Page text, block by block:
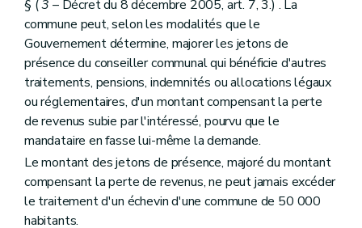
Chapitre II
Administration des biens
Art. L2122-1
Chapitre III Administration de certains services
Art. L2123-1
Art. L2123-2
Art. L2123-3
Titre III Finances des agglomérations et fédérations de communes
Chapitre unique
Art. L2131-1
Art. L2131-2
Art. L2131-3
Art. L2131-4
Art. L2131-5
§ (3 – Décret du 8 décembre 2005, art. 7, 3.) . La
commune peut, selon les modalités que le
Gouvernement détermine, majorer les jetons de
présence du conseiller communal qui bénéficie d'autres
traitements, pensions, indemnités ou allocations légaux
ou réglementaires, d'un montant compensant la perte
de revenus subie par l'intéressé, pourvu que le
mandataire en fasse lui-même la demande.
Le montant des jetons de présence, majoré du montant
compensant la perte de revenus, ne peut jamais excéder
le traitement d'un échevin d'une commune de 50 000
habitants.